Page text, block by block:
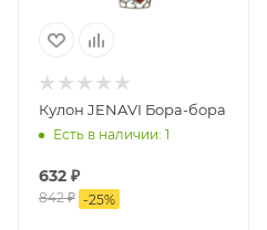
Кулон JENAVI Бора-бора
Есть в наличии: 1
632 ₽
842₽ -25%